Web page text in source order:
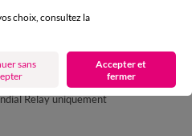
Relay uniquement
choix, consultez la
sans
Accepter et
fermer